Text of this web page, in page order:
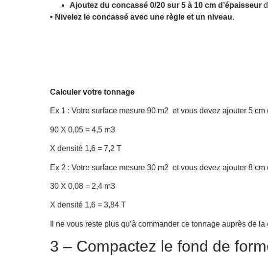
Ajoutez du concassé 0/20 sur 5 à 10 cm d’épaisseur
• Nivelez le concassé avec une règle et un niveau.
Calculer votre tonnage
Ex 1 : Votre surface mesure 90 m2 et vous devez ajouter 5 cm
90 X 0,05 = 4,5 m3
X densité 1,6 = 7,2 T
Ex 2 : Votre surface mesure 30 m2 et vous devez ajouter 8 cm
30 X 0,08 = 2,4 m3
X densité 1,6 = 3,84 T
Il ne vous reste plus qu’à commander ce tonnage auprès de
3 – Compactez le fond de